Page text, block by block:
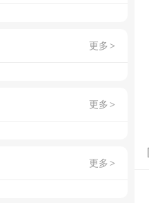
更多 >
更多 >
更多 >